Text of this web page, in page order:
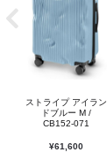
ストライプ アイラン
ドブルー M /
CB152-071
¥61,600